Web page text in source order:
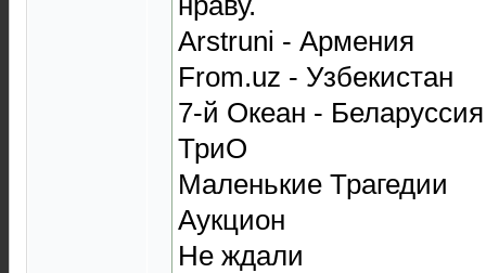
Arstruni - Армения
From.uz - Узбекистан
7-й Океан - Беларуссия
ТриО
Маленькие Трагедии
Аукцион
Не ждали